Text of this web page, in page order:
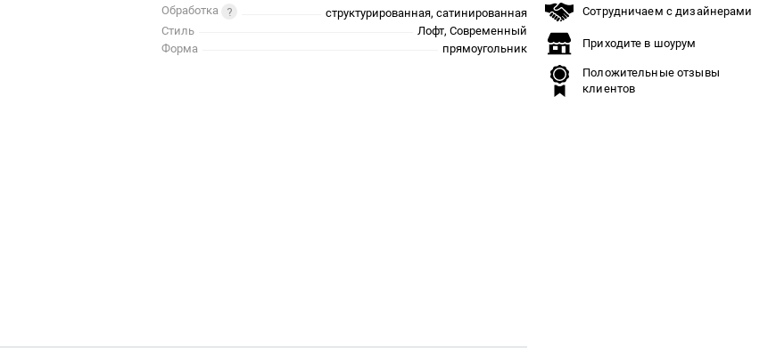
Обработка
структурированная, сатинированная
Стиль
Лофт, Современный
Форма
прямоугольник
Сотрудничаем с дизайнерами
Приходите в шоурум
Положительные отзывы
клиентов